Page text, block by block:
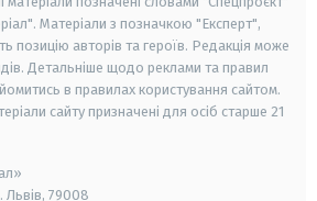
Матеріали з позначкою "Експерт",
позицію авторів та героїв. Редакція може
Детальніше щодо реклами та правил
в правилах користування сайтом.
сайту призначені для осіб старше 21
Львів, 79008